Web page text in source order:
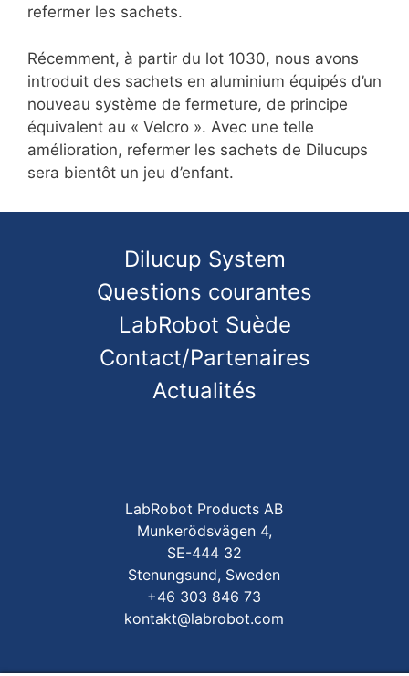
refermer les sachets.
Récemment, à partir du lot 1030, nous avons
introduit des sachets en aluminium équipés d’un
nouveau système de fermeture, de principe
équivalent au « Velcro ». Avec une telle
amélioration, refermer les sachets de Dilucups
sera bientôt un jeu d’enfant.
Dilucup System
Questions courantes
LabRobot Suède
Contact/Partenaires
Actualités
LabRobot Products AB
Munkerödsvägen 4,
SE-444 32
Stenungsund, Sweden
+46 303 846 73
kontakt@labrobot.com